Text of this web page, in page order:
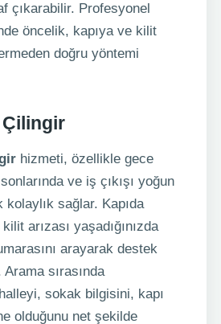
çıkarabilir. Profesyonel
öncelik, kapıya ve kilit
doğru yöntemi
hizmeti, özellikle gece
ve iş çıkışı yoğun
sağlar. Kapıda
arızası yaşadığınızda
arayarak destek
sırasında
sokak bilgisini, kapı
olduğunu net şekilde